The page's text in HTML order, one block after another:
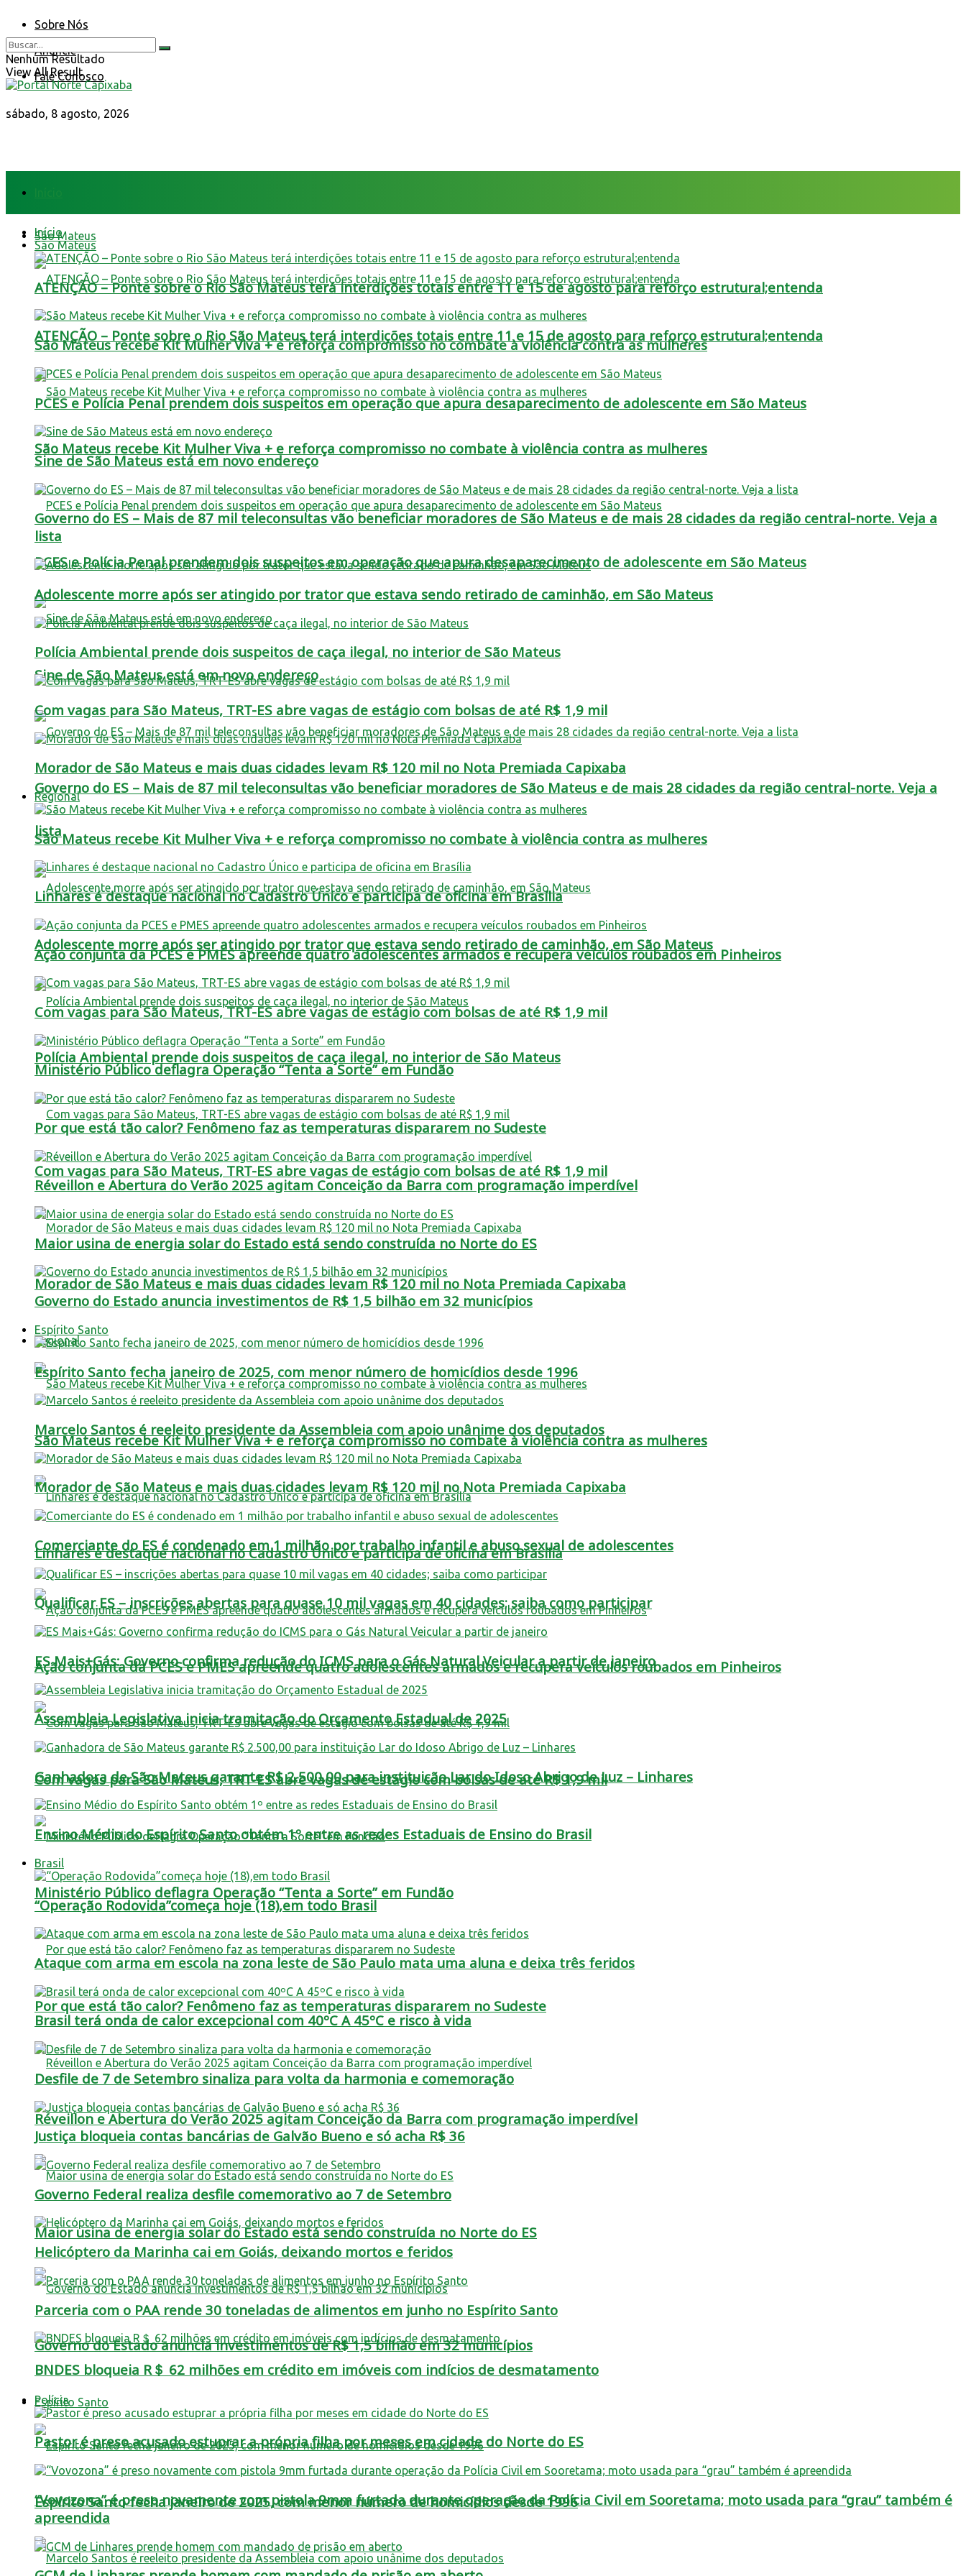
Sobre Nós
Anuncie
Fale Conosco
sábado, 8 agosto, 2026
Nenhum Resultado
View All Result
São Mateus
ATENÇÃO – Ponte sobre o Rio São Mateus terá interdições totais entre 11 e 15 de agosto para reforço estrutural;entenda
São Mateus recebe Kit Mulher Viva + e reforça compromisso no combate à violência contra as mulheres
PCES e Polícia Penal prendem dois suspeitos em operação que apura desaparecimento de adolescente em São Mateus
Sine de São Mateus está em novo endereço
Governo do ES – Mais de 87 mil teleconsultas vão beneficiar moradores de São Mateus e de mais 28 cidades da região central-norte. Veja a
lista
Adolescente morre após ser atingido por trator que estava sendo retirado de caminhão, em São Mateus
Polícia Ambiental prende dois suspeitos de caça ilegal, no interior de São Mateus
Com vagas para São Mateus, TRT-ES abre vagas de estágio com bolsas de até R$ 1,9 mil
Morador de São Mateus e mais duas cidades levam R$ 120 mil no Nota Premiada Capixaba
Regional
São Mateus recebe Kit Mulher Viva + e reforça compromisso no combate à violência contra as mulheres
Linhares é destaque nacional no Cadastro Único e participa de oficina em Brasília
Ação conjunta da PCES e PMES apreende quatro adolescentes armados e recupera veículos roubados em Pinheiros
Com vagas para São Mateus, TRT-ES abre vagas de estágio com bolsas de até R$ 1,9 mil
Ministério Público deflagra Operação “Tenta a Sorte” em Fundão
Por que está tão calor? Fenômeno faz as temperaturas dispararem no Sudeste
Réveillon e Abertura do Verão 2025 agitam Conceição da Barra com programação imperdível
Maior usina de energia solar do Estado está sendo construída no Norte do ES
Governo do Estado anuncia investimentos de R$ 1,5 bilhão em 32 municípios
Espírito Santo
Espírito Santo fecha janeiro de 2025, com menor número de homicídios desde 1996
Início
São Mateus
ATENÇÃO – Ponte sobre o Rio São Mateus terá interdições totais entre 11 e 15 de agosto para reforço estrutural;entenda
São Mateus recebe Kit Mulher Viva + e reforça compromisso no combate à violência contra as mulheres
PCES e Polícia Penal prendem dois suspeitos em operação que apura desaparecimento de adolescente em São Mateus
Sine de São Mateus está em novo endereço
Governo do ES – Mais de 87 mil teleconsultas vão beneficiar moradores de São Mateus e de mais 28 cidades da região central-norte. Veja a
lista
Adolescente morre após ser atingido por trator que estava sendo retirado de caminhão, em São Mateus
Polícia Ambiental prende dois suspeitos de caça ilegal, no interior de São Mateus
Com vagas para São Mateus, TRT-ES abre vagas de estágio com bolsas de até R$ 1,9 mil
Morador de São Mateus e mais duas cidades levam R$ 120 mil no Nota Premiada Capixaba
Regional
São Mateus recebe Kit Mulher Viva + e reforça compromisso no combate à violência contra as mulheres
Linhares é destaque nacional no Cadastro Único e participa de oficina em Brasília
Ação conjunta da PCES e PMES apreende quatro adolescentes armados e recupera veículos roubados em Pinheiros
Com vagas para São Mateus, TRT-ES abre vagas de estágio com bolsas de até R$ 1,9 mil
Ministério Público deflagra Operação “Tenta a Sorte” em Fundão
Por que está tão calor? Fenômeno faz as temperaturas dispararem no Sudeste
Réveillon e Abertura do Verão 2025 agitam Conceição da Barra com programação imperdível
Maior usina de energia solar do Estado está sendo construída no Norte do ES
Governo do Estado anuncia investimentos de R$ 1,5 bilhão em 32 municípios
Espírito Santo
Espírito Santo fecha janeiro de 2025, com menor número de homicídios desde 1996
Marcelo Santos é reeleito presidente da Assembleia com apoio unânime dos deputados
Morador de São Mateus e mais duas cidades levam R$ 120 mil no Nota Premiada Capixaba
Comerciante do ES é condenado em 1 milhão por trabalho infantil e abuso sexual de adolescentes
Qualificar ES – inscrições abertas para quase 10 mil vagas em 40 cidades; saiba como participar
ES Mais+Gás: Governo confirma redução do ICMS para o Gás Natural Veicular a partir de janeiro
Assembleia Legislativa inicia tramitação do Orçamento Estadual de 2025
Ganhadora de São Mateus garante R$ 2.500,00 para instituição Lar do Idoso Abrigo de Luz – Linhares
Ensino Médio do Espírito Santo obtém 1º entre as redes Estaduais de Ensino do Brasil
Brasil
“Operação Rodovida”começa hoje (18),em todo Brasil
Ataque com arma em escola na zona leste de São Paulo mata uma aluna e deixa três feridos
Brasil terá onda de calor excepcional com 40ºC A 45ºC e risco à vida
Desfile de 7 de Setembro sinaliza para volta da harmonia e comemoração
Justiça bloqueia contas bancárias de Galvão Bueno e só acha R$ 36
Governo Federal realiza desfile comemorativo ao 7 de Setembro
Helicóptero da Marinha cai em Goiás, deixando mortos e feridos
Parceria com o PAA rende 30 toneladas de alimentos em junho no Espírito Santo
BNDES bloqueia R＄ 62 milhões em crédito em imóveis com indícios de desmatamento
Polícia
Pastor é preso acusado estuprar a própria filha por meses em cidade do Norte do ES
“Vovozona” é preso novamente com pistola 9mm furtada durante operação da Polícia Civil em Sooretama; moto usada para “grau” também é
apreendida